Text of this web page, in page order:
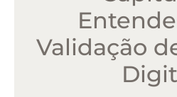
Validação